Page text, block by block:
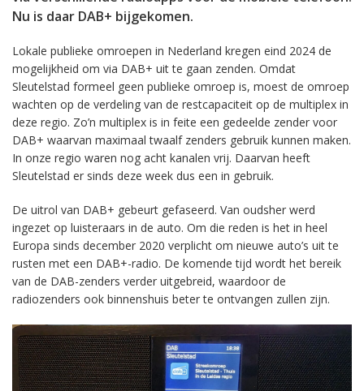
Nu is daar DAB+ bijgekomen.
Lokale publieke omroepen in Nederland kregen eind 2024 de
mogelijkheid om via DAB+ uit te gaan zenden. Omdat
Sleutelstad formeel geen publieke omroep is, moest de omroep
wachten op de verdeling van de restcapaciteit op de multiplex in
deze regio. Zo’n multiplex is in feite een gedeelde zender voor
DAB+ waarvan maximaal twaalf zenders gebruik kunnen maken.
In onze regio waren nog acht kanalen vrij. Daarvan heeft
Sleutelstad er sinds deze week dus een in gebruik.
De uitrol van DAB+ gebeurt gefaseerd. Van oudsher werd
ingezet op luisteraars in de auto. Om die reden is het in heel
Europa sinds december 2020 verplicht om nieuwe auto’s uit te
rusten met een DAB+-radio. De komende tijd wordt het bereik
van de DAB-zenders verder uitgebreid, waardoor de
radiozenders ook binnenshuis beter te ontvangen zullen zijn.